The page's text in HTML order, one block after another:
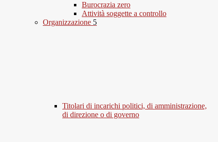
Burocrazia zero
Attività soggette a controllo
Organizzazione 5
Titolari di incarichi politici, di amministrazione,
di direzione o di governo